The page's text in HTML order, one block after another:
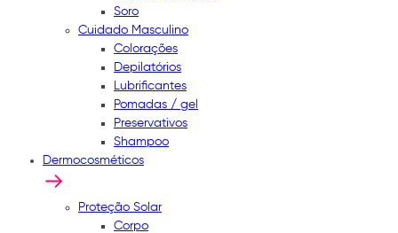
Soro
Cuidado Masculino
Colorações
Depilatórios
Lubrificantes
Pomadas / gel
Preservativos
Shampoo
Dermocosméticos
Proteção Solar
Corpo